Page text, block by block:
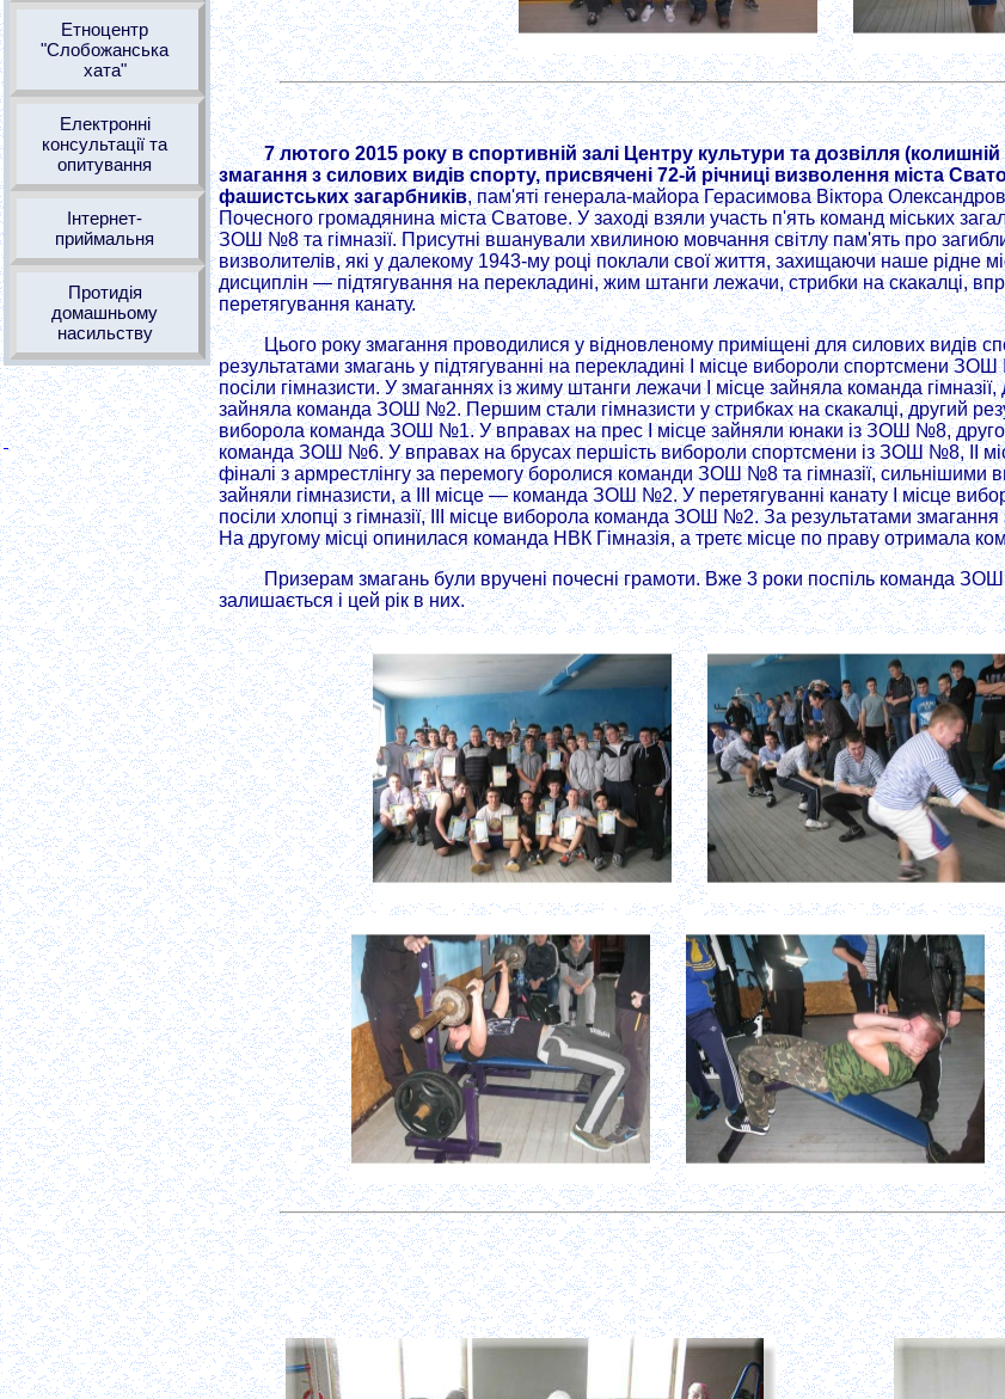
Етноцентр
"Слобожанська
хата"
Електронні
консультації та
опитування
Інтернет-
приймальня
Протидія
домашньому
насильству
7 лютого 2015 року в спортивній залі Центру культури та дозвілля
змагання з силових видів спорту, присвячені 72-й річниці визволення міста
фашистських загарбників, пам'яті генерала-майора Герасимова Віктора
Почесного громадянина міста Сватове. У заході взяли участь п'ять команд
ЗОШ №8 та гімназії. Присутні вшанували хвилиною мовчання світлу пам'ять про загиблих
визволителів, які у далекому 1943-му році поклали свої життя, захищаючи наше рідне
дисциплін — підтягування на перекладині, жим штанги лежачи, стрибки на скакалці,
перетягування канату.
Цього року змагання проводилися у відновленому приміщені для силових видів
результатами змагань у підтягуванні на перекладині І місце вибороли спортсмени
посіли гімназисти. У змаганнях із жиму штанги лежачи І місце зайняла команда
зайняла команда ЗОШ №2. Першим стали гімназисти у стрибках на скакалці, другий
виборола команда ЗОШ №1. У вправах на прес І місце зайняли юнаки із ЗОШ №8,
команда ЗОШ №6. У вправах на брусах першість вибороли спортсмени із ЗОШ №8, ІІ
фіналі з армрестлінгу за перемогу боролися команди ЗОШ №8 та гімназії, сильнішими
зайняли гімназисти, а ІІІ місце — команда ЗОШ №2. У перетягуванні канату І місце
посіли хлопці з гімназії, ІІІ місце виборола команда ЗОШ №2. За результатами
На другому місці опинилася команда НВК Гімназія, а третє місце по праву отримала
Призерам змагань були вручені почесні грамоти. Вже 3 роки поспіль команда
залишається і цей рік в них.